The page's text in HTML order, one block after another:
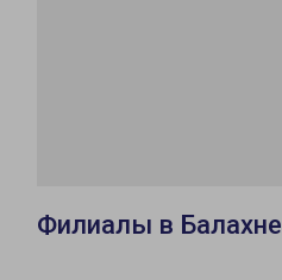
Филиалы в Балахне